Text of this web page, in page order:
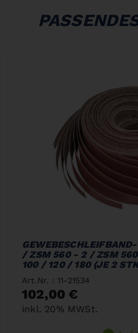
/ ZSM 560 - 2 / ZSM
100 / 120 / 180 (JE 2
Art.Nr. : 11-21534
102,00 €
inkl. 20% MWSt.